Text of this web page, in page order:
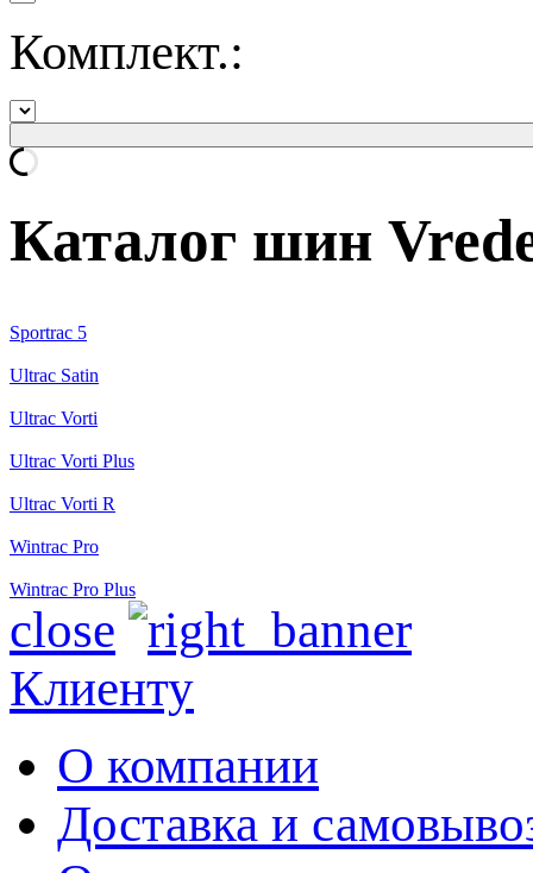
Комплект.:
Каталог шин
Sportrac 5
Ultrac Satin
Ultrac Vorti
Ultrac Vorti Plus
Ultrac Vorti R
Wintrac Pro
Wintrac Pro Plus
close
Клиенту
О компании
Доставка и